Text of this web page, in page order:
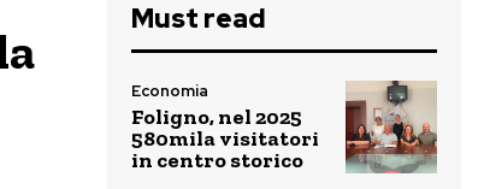
Must read
Economia
Foligno, nel 2025
580mila visitatori
in centro storico